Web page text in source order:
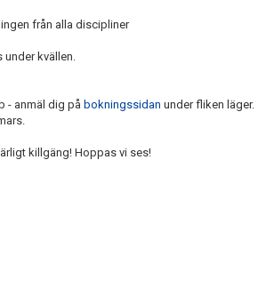
från alla discipliner
under kvällen.
- anmäl dig på bokningssidan under fliken läger.
killgäng! Hoppas vi ses!